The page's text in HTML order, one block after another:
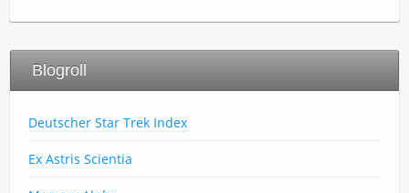
Blogroll
Deutscher Star Trek Index
Ex Astris Scientia